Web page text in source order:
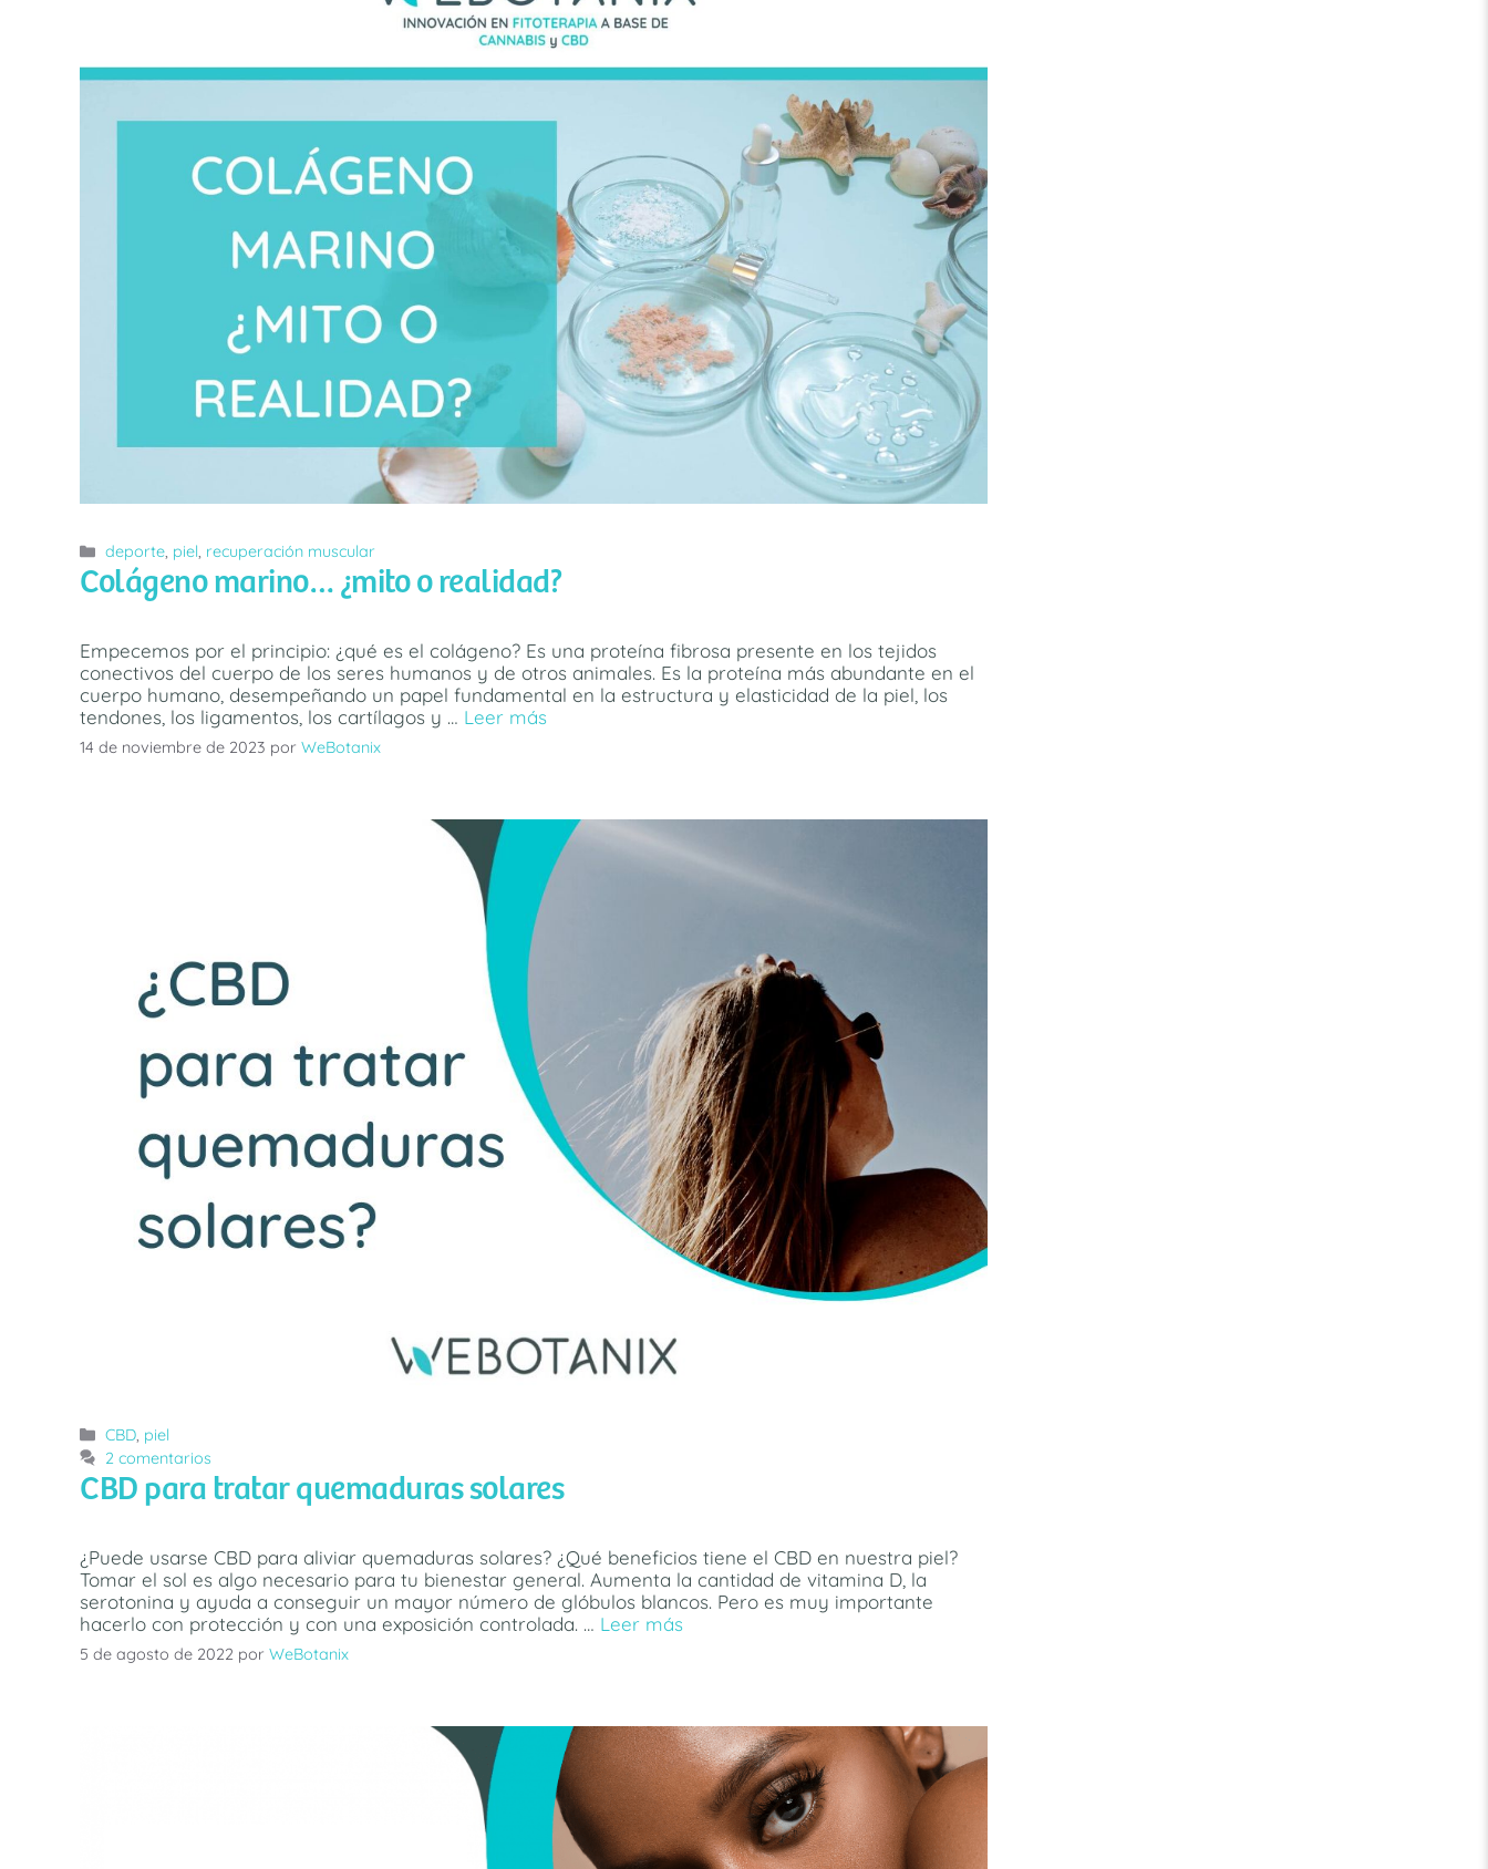
Categorías
deporte, piel, recuperación muscular
Colágeno marino… ¿mito o realidad?
Empecemos por el principio: ¿qué es el colágeno? Es una proteína fibrosa presente en los tejidos
conectivos del cuerpo de los seres humanos y de otros animales. Es la proteína más abundante en el
cuerpo humano, desempeñando un papel fundamental en la estructura y elasticidad de la piel, los
tendones, los ligamentos, los cartílagos y … Leer más
14 de noviembre de 2023 por WeBotanix
Categorías
CBD, piel
2 comentarios
CBD para tratar quemaduras solares
¿Puede usarse CBD para aliviar quemaduras solares? ¿Qué beneficios tiene el CBD en nuestra piel?
Tomar el sol es algo necesario para tu bienestar general. Aumenta la cantidad de vitamina D, la
serotonina y ayuda a conseguir un mayor número de glóbulos blancos. Pero es muy importante
hacerlo con protección y con una exposición controlada. … Leer más
5 de agosto de 2022 por WeBotanix